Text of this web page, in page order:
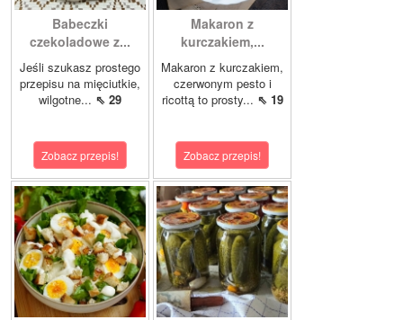
Babeczki
czekoladowe z...
Jeśli szukasz prostego
przepisu na mięciutkie,
wilgotne... ⇖ 29
Zobacz przepis!
Makaron z
kurczakiem,...
Makaron z kurczakiem,
czerwonym pesto i
ricottą to prosty... ⇖ 19
Zobacz przepis!